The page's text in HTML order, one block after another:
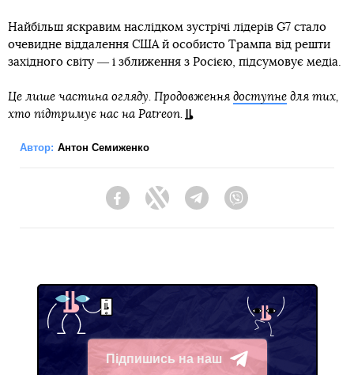
Найбільш яскравим наслідком зустрічі лідерів G7 стало
очевидне віддалення США й особисто Трампа від решти
західного світу ― і зближення з Росією, підсумовує медіа.
Це лише частина огляду. Продовження доступне для тих,
хто підтримує нас на Patreon.
Автор: Антон Семиженко
FacebookTwitter Telegram
Підпишись на наш
Telegram